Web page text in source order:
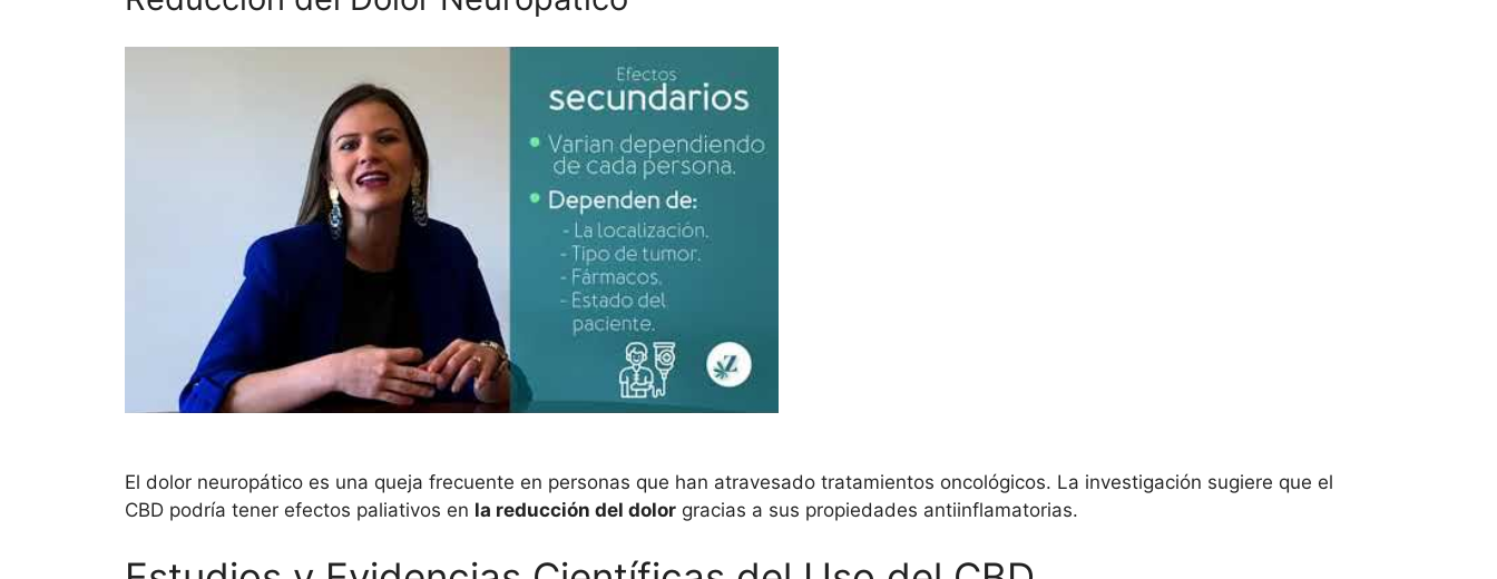
El dolor neuropático es una queja frecuente en personas que han atravesado tratamientos oncológicos. La investigación sugiere que el
CBD podría tener efectos paliativos en la reducción del dolor gracias a sus propiedades antiinflamatorias.